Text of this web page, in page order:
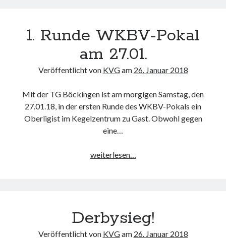
1. Runde WKBV-Pokal
am 27.01.
Veröffentlicht von KVGam 26. Januar 2018
Mit der TG Böckingen ist am morgigen Samstag, den
27.01.18, in der ersten Runde des WKBV-Pokals ein
Oberligist im Kegelzentrum zu Gast. Obwohl gegen
eine…
weiterlesen…
27.01.
Derbysieg!
Veröffentlicht von KVGam 26. Januar 2018